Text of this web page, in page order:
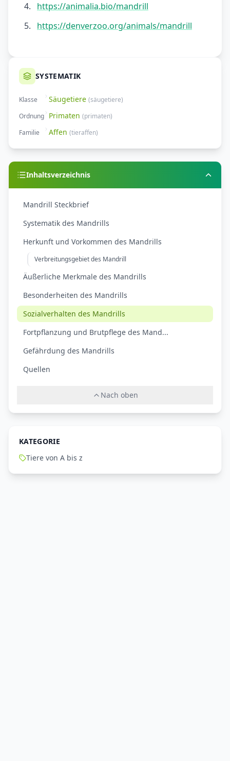
https://animalia.bio/mandrill
https://denverzoo.org/animals/mandrill
SYSTEMATIK
Klasse Säugetiere (säugetiere)
Ordnung Primaten (primaten)
Familie
Affen (tieraffen)
Inhaltsverzeichnis
Mandrill Steckbrief
Systematik des Mandrills
Herkunft und Vorkommen des Mandrills
Verbreitungsgebiet des Mandrill
Äußerliche Merkmale des Mandrills
Besonderheiten des Mandrills
Sozialverhalten des Mandrills
Fortpflanzung und Brutpflege des Mand...
Gefährdung des Mandrills
Quellen
Nach oben
KATEGORIE
Tiere von A bis z